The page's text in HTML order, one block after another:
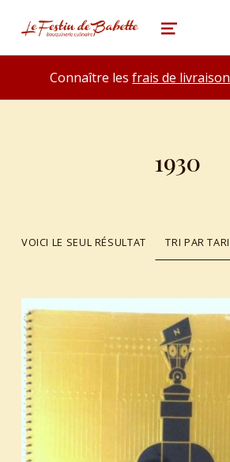
le festin de babette
"LE FESTIN DE BABETTE" – BOUQUINERIE GASTRONOMIQUE MENU
Connaître lesfrais de livraison
1930
VOICI LE SEUL RÉSULTAT
List of products